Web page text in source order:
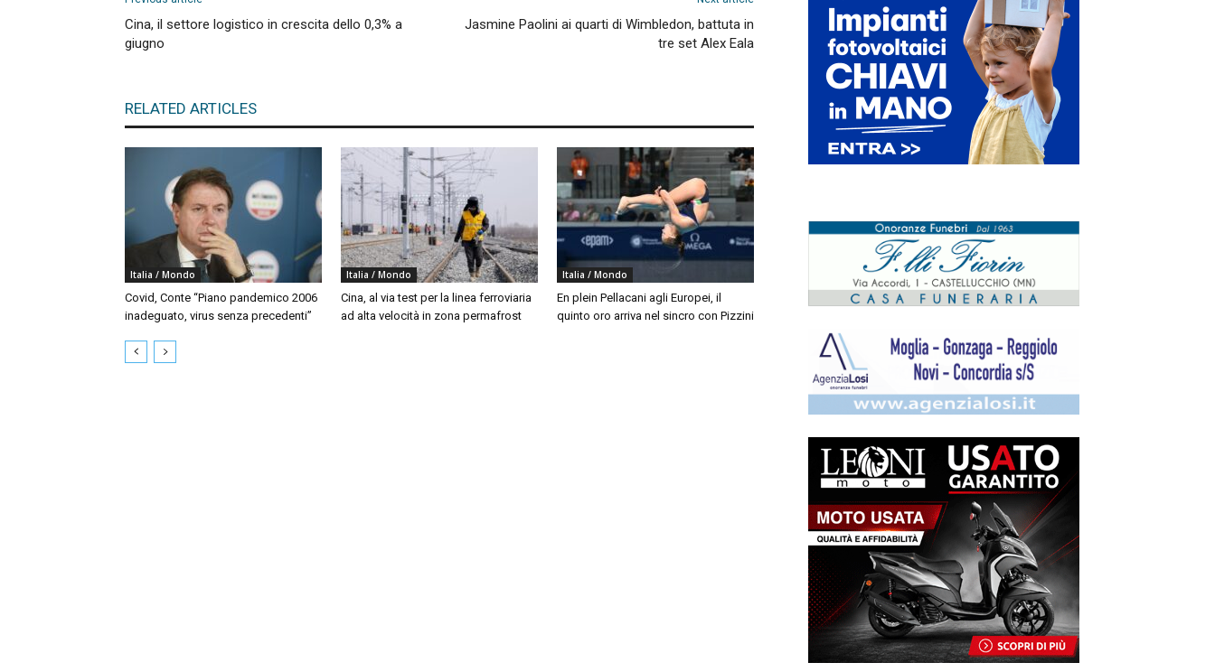
Cina, il settore logistico in crescita dello 0,3% a
giugno
Jasmine Paolini ai quarti di Wimbledon, battuta in
tre set Alex Eala
RELATED ARTICLES
Italia / Mondo
Covid, Conte “Piano pandemico 2006
inadeguato, virus senza precedenti”
Italia / Mondo
Cina, al via test per la linea ferroviaria
ad alta velocità in zona permafrost
Italia / Mondo
En plein Pellacani agli Europei, il
quinto oro arriva nel sincro con Pizzini